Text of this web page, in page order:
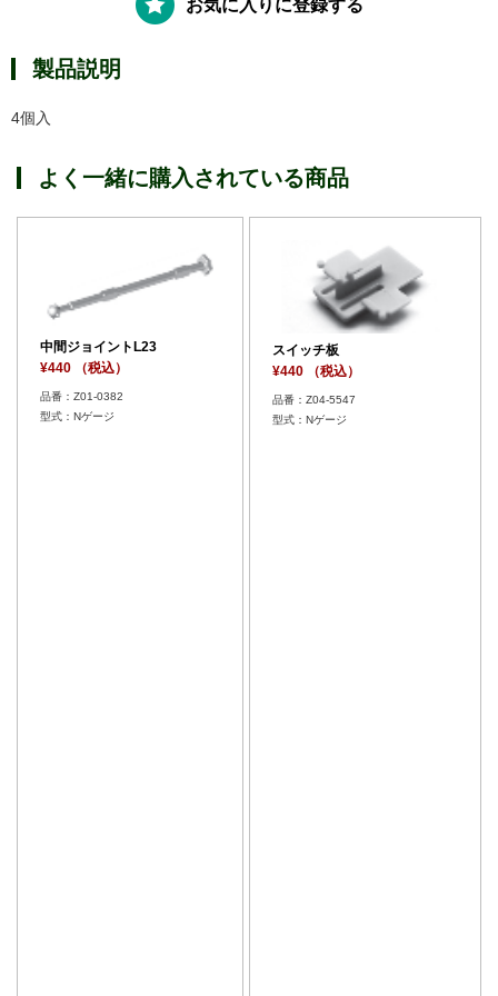
お気に入りに登録する
製品説明
4個入
よく一緒に購入されている商品
中間ジョイントL23
¥440 （税込）
品番：Z01-0382
型式：Nゲージ
スイッチ板
¥440 （税込）
品番：Z04-5547
型式：Nゲージ